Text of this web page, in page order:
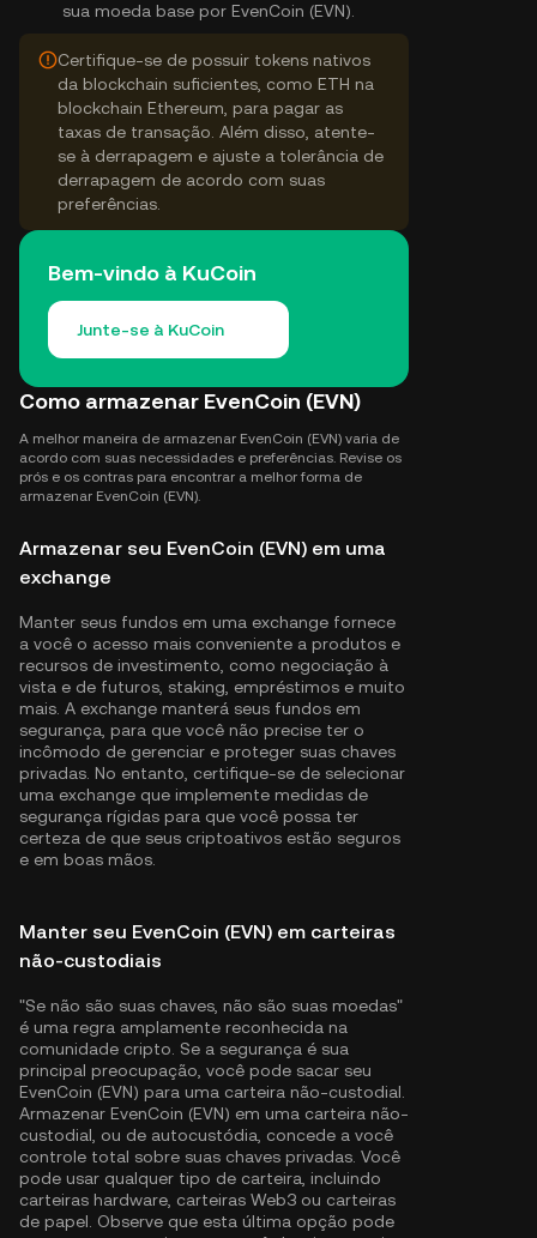
sua moeda base por EvenCoin (EVN).
Certifique-se de possuir tokens nativos
da blockchain suficientes, como ETH na
blockchain Ethereum, para pagar as
taxas de transação. Além disso, atente-
se à derrapagem e ajuste a tolerância de
derrapagem de acordo com suas
preferências.
Bem-vindo à KuCoin
Junte-se à KuCoin
Como armazenar EvenCoin (EVN)
A melhor maneira de armazenar EvenCoin (EVN) varia de
acordo com suas necessidades e preferências. Revise os
prós e os contras para encontrar a melhor forma de
armazenar EvenCoin (EVN).
Armazenar seu EvenCoin (EVN) em uma
exchange
Manter seus fundos em uma exchange fornece
a você o acesso mais conveniente a produtos e
recursos de investimento, como negociação à
vista e de futuros, staking, empréstimos e muito
mais. A exchange manterá seus fundos em
segurança, para que você não precise ter o
incômodo de gerenciar e proteger suas chaves
privadas. No entanto, certifique-se de selecionar
uma exchange que implemente medidas de
segurança rígidas para que você possa ter
certeza de que seus criptoativos estão seguros
e em boas mãos.
Manter seu EvenCoin (EVN) em carteiras
não-custodiais
"Se não são suas chaves, não são suas moedas"
é uma regra amplamente reconhecida na
comunidade cripto. Se a segurança é sua
principal preocupação, você pode sacar seu
EvenCoin (EVN) para uma carteira não-custodial.
Armazenar EvenCoin (EVN) em uma carteira não-
custodial, ou de autocustódia, concede a você
controle total sobre suas chaves privadas. Você
pode usar qualquer tipo de carteira, incluindo
carteiras hardware, carteiras Web3 ou carteiras
de papel. Observe que esta última opção pode